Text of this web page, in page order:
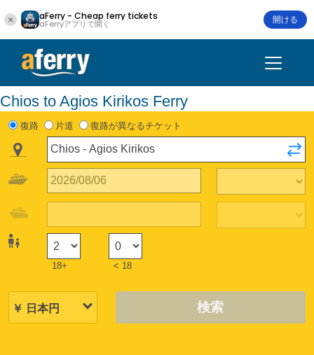
aFerry - Cheap ferry tickets
aFerryアプリで開く 開ける
Chios to Agios Kirikos Ferry
復路 片道 復路が異なるチケット
18+ < 18
検索